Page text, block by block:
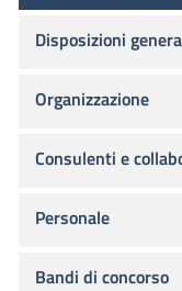
Disposizioni
Organizzazione
Consulenti e
Personale
Bandi di concorso